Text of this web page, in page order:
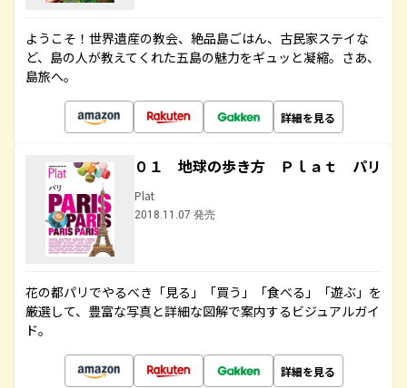
ようこそ！世界遺産の教会、絶品島ごはん、古民家ステイな
ど、島の人が教えてくれた五島の魅力をギュッと凝縮。さあ、
島旅へ。
詳細を見る
０１ 地球の歩き方 Ｐｌａｔ パリ
Plat
2018.11.07 発売
花の都パリでやるべき「見る」「買う」「食べる」「遊ぶ」を
厳選して、豊富な写真と詳細な図解で案内するビジュアルガイ
ド。
詳細を見る